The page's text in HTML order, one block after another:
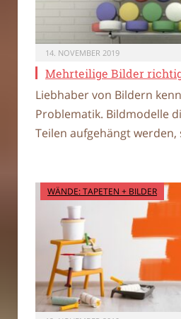
14. NOVEMBER 2019
Mehrteilige Bilder
Liebhaber von Bildern
Problematik. Bildmodelle
Teilen aufgehängt
WÄNDE: TAPETEN + BILDER